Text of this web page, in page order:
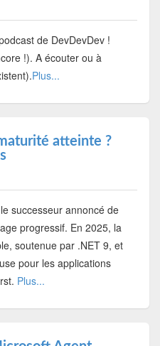
de DevDevDev !
!). A écouter ou à
Plus...
atteinte ?
successeur annoncé de
progressif. En 2025, la
soutenue par .NET 9, et
pour les applications
Plus...